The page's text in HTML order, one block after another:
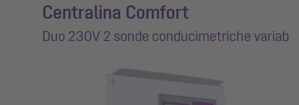
Centralina Comfort
Duo 230V 2 sonde conducimetriche variab